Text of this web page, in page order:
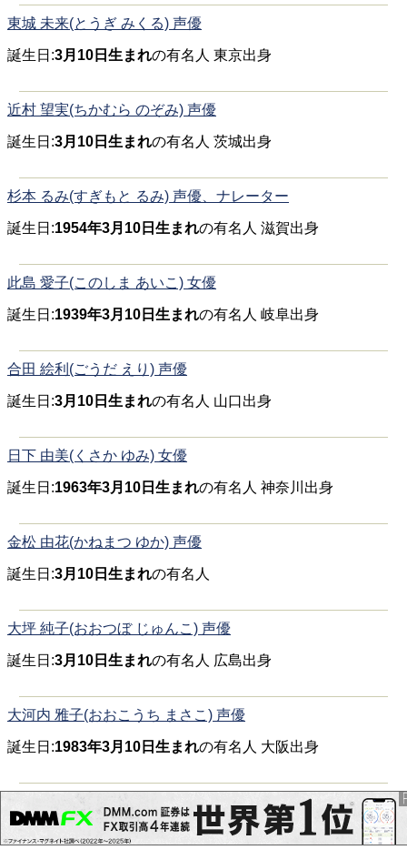
東城 未来(とうぎ みくる) 声優
誕生日:3月10日生まれの有名人 東京出身
近村 望実(ちかむら のぞみ) 声優
誕生日:3月10日生まれの有名人 茨城出身
杉本 るみ(すぎもと るみ) 声優、ナレーター
誕生日:1954年3月10日生まれの有名人 滋賀出身
此島 愛子(このしま あいこ) 女優
誕生日:1939年3月10日生まれの有名人 岐阜出身
合田 絵利(ごうだ えり) 声優
誕生日:3月10日生まれの有名人 山口出身
日下 由美(くさか ゆみ) 女優
誕生日:1963年3月10日生まれの有名人 神奈川出身
金松 由花(かねまつ ゆか) 声優
誕生日:3月10日生まれの有名人
大坪 純子(おおつぼ じゅんこ) 声優
誕生日:3月10日生まれの有名人 広島出身
大河内 雅子(おおこうち まさこ) 声優
誕生日:1983年3月10日生まれの有名人 大阪出身